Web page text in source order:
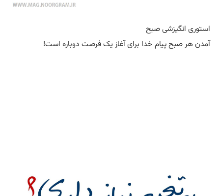
استوری انگیزشی صبح
آمدن هر صبح پیام خدا برای آغاز یک فرصت دوباره است!